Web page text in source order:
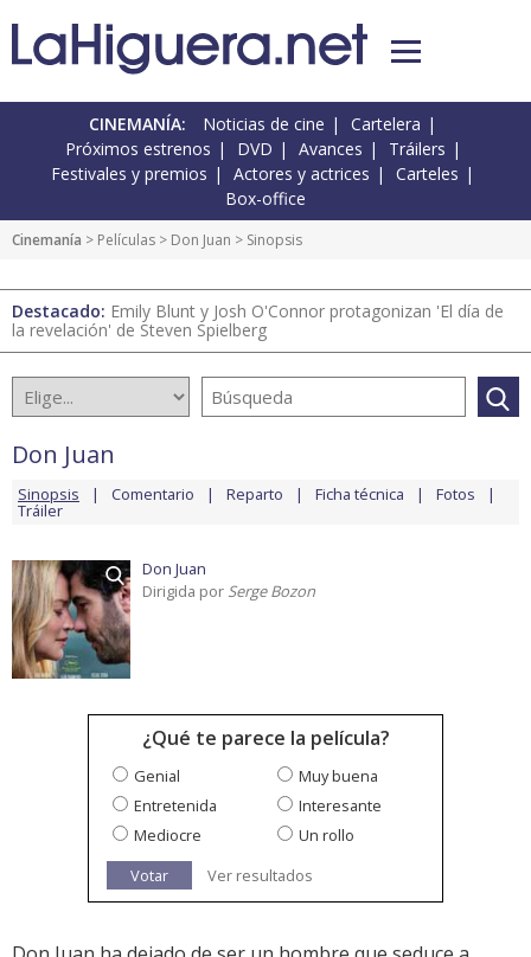
CINEMANÍA: Noticias de cine
Cartelera
Próximos estrenos
DVD Avances
Tráilers
Festivales y premios
Actores y actrices
Carteles
Box-office
Cinemanía > Películas > Don Juan > Sinopsis
Destacado: Emily Blunt y Josh O'Connor protagonizan 'El día de
la revelación' de Steven Spielberg
Don Juan
Sinopsis Comentario Reparto Ficha técnica Fotos
Tráiler
Don Juan
Dirigida por Serge Bozon
¿Qué te parece la película?
Genial
Muy buena
Entretenida
Interesante
Mediocre
Un rollo
Votar
Ver resultados